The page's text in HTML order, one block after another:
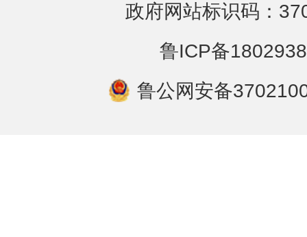
政府网站标识码：
鲁ICP备
鲁公网安备